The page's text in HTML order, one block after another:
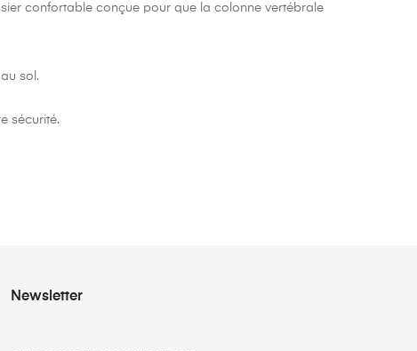
confortable conçue pour que la colonne vertébrale
sol.
sécurité.
Newsletter